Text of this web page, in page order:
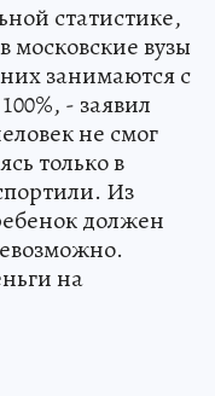
статистике,
московские вузы
занимаются с
- заявил
не смог
только в
Из
должен
на